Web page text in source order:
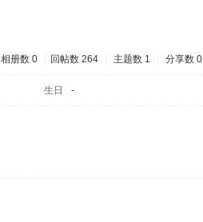
相册数 0 回帖数 264 主题数 1 分享数 0
生日 -